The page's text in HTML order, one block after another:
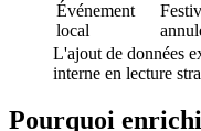
Événement
local
L'ajout de données
interne en lecture
Pourquoi